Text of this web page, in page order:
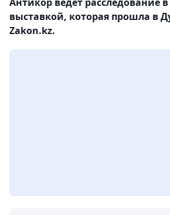
выставкой, которая прошла в
Zakon.kz.